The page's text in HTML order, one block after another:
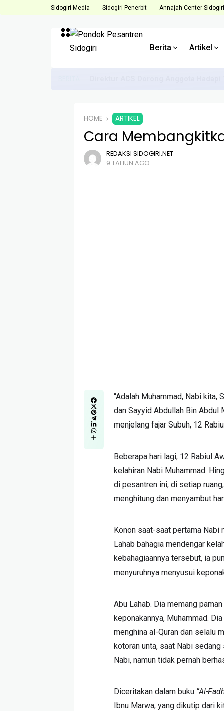
Sidogiri Media Sidogiri Penerbit Annajah Center Sidogiri
Berita Artikel
HOME ARTIKEL
Cara
REDAKSI SIDOGIRI.NET
9 TAHUN AGO
“Adalah Muhammad, Nabi kita,
dan Sayyid Abdullah Bin Abdul
menjelang fajar Subuh, 12
Beberapa hari lagi, 12 Rabiul
kelahiran Nabi Muhammad.
di pesantren ini, di setiap
menghitung dan menyambut
Konon saat-saat pertama Nabi
Lahab bahagia mendengar
kebahagiaannya tersebut, ia
menyuruhnya menyusui
Abu Lahab. Dia memang
keponakannya, Muhammad.
menghina al-Quran dan selalu
kotoran unta, saat Nabi
Nabi, namun tidak pernah
Diceritakan dalam buku “Al-
Ibnu Marwa, yang dikutip dari